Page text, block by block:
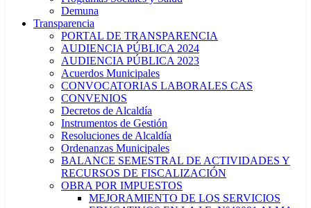
Demuna
Transparencia
PORTAL DE TRANSPARENCIA
AUDIENCIA PÚBLICA 2024
AUDIENCIA PÚBLICA 2023
Acuerdos Municipales
CONVOCATORIAS LABORALES CAS
CONVENIOS
Decretos de Alcaldía
Instrumentos de Gestión
Resoluciones de Alcaldía
Ordenanzas Municipales
BALANCE SEMESTRAL DE ACTIVIDADES Y
RECURSOS DE FISCALIZACIÓN
OBRA POR IMPUESTOS
MEJORAMIENTO DE LOS SERVICIOS